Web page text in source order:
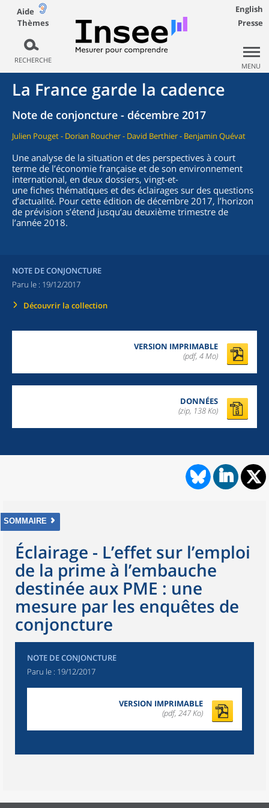
Aide
Thèmes
RECHERCHE
English
Presse
MENU
La France garde la cadence
Note de conjoncture - décembre 2017
Julien Pouget - Dorian Roucher - David Berthier - Benjamin Quévat
Une analyse de la situation et des perspectives à court
terme de l’économie française et de son environnement
international, en deux dossiers, vingt-et-
une fiches thématiques et des éclairages sur des questions
d’actualité. Pour cette édition de décembre 2017, l’horizon
de prévision s’étend jusqu’au deuxième trimestre de
l’année 2018.
NOTE DE CONJONCTURE
Paru le : 19/12/2017
Découvrir la collection
VERSION IMPRIMABLE
(pdf, 4 Mo)
DONNÉES
(zip, 138 Ko)
SOMMAIRE
Éclairage - L’effet sur l’emploi
de la prime à l’embauche
destinée aux PME : une
mesure par les enquêtes de
conjoncture
NOTE DE CONJONCTURE
Paru le : 19/12/2017
VERSION IMPRIMABLE
(pdf, 247 Ko)